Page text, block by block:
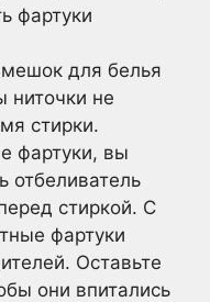
фартуки
для белья
ниточки не
стирки.
фартуки, вы
отбеливатель
стиркой. С
фартуки
Оставьте
они впитались